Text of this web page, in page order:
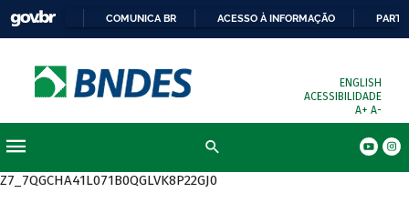
COMUNICA BR ACESSO À INFORMAÇÃO
ENGLISH
ACESSIBILIDADE
A+ A-
Z7_7QGCHA41L071B0QGLVK8P22GJ0